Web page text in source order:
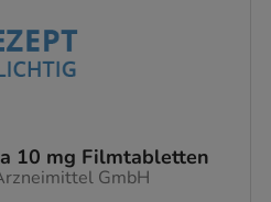
10 mg Filmtabletten
GmbH